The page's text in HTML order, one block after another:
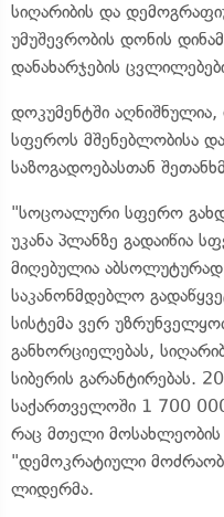
სიღარიბის და
უმუშევრობის დონის
დანახარჯების
დოკუმენტში
სფეროს მშენებლობისა
საზოგადოებასთან
"სოცოალური სფერო გახდა
უკანა პლანზე გადაიწია
მიღებულია
საკანონმდებლო
სისტემა ვერ
განხორციელებას,
სიბერის გარანტირებას.
საქართველოში 1 700
რაც მთელი მოსახლეობის
"დემოკრატიული
ლიდერმა.